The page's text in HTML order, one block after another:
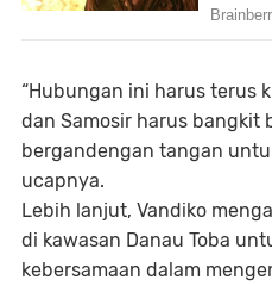
“Hubungan ini harus terus
dan Samosir harus bangkit
bergandengan tangan
ucapnya.
Lebih lanjut, Vandiko
di kawasan Danau Toba
kebersamaan dalam